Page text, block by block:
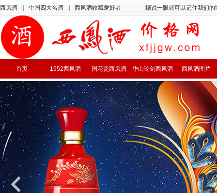
西凤酒 中国四大名酒 西凤酒收藏爱好者 据说一眼就可以记住我们
首页 1952西凤酒 国花瓷西凤酒 华山论剑西凤酒 西凤酒图片